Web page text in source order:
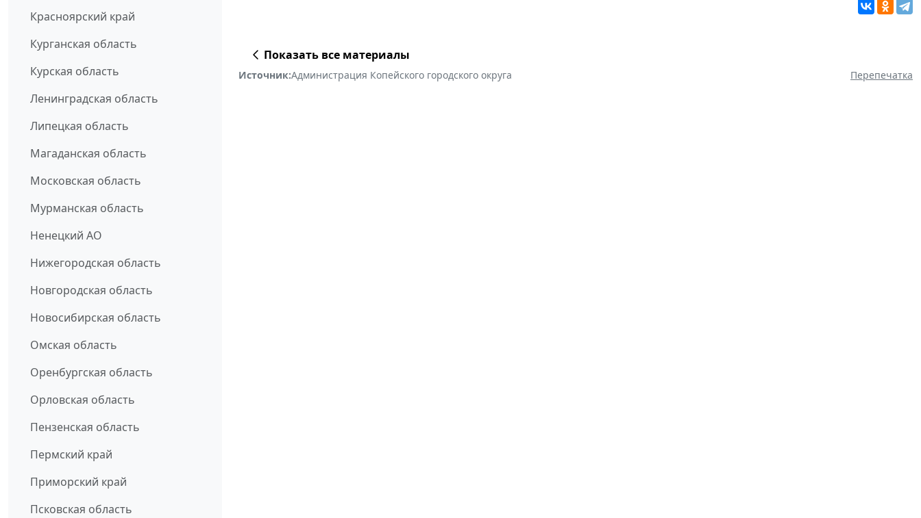
Красноярский край
Курганская область
Курская область
Ленинградская область
Липецкая область
Магаданская область
Московская область
Мурманская область
Ненецкий АО
Нижегородская область
Новгородская область
Новосибирская область
Омская область
Оренбургская область
Орловская область
Пензенская область
Пермский край
Приморский край
Псковская область
Показать все материалы
Источник:Администрация Копейского городского округа Перепечатка